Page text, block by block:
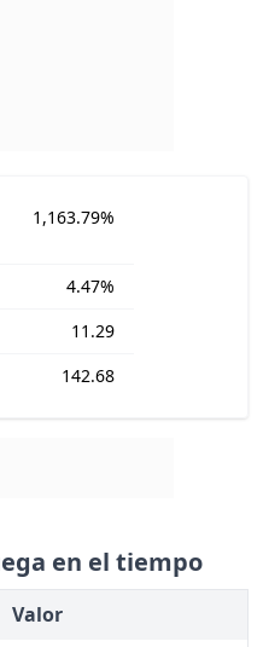
1,163.79%
4.47%
11.29
142.68
en el tiempo
Valor